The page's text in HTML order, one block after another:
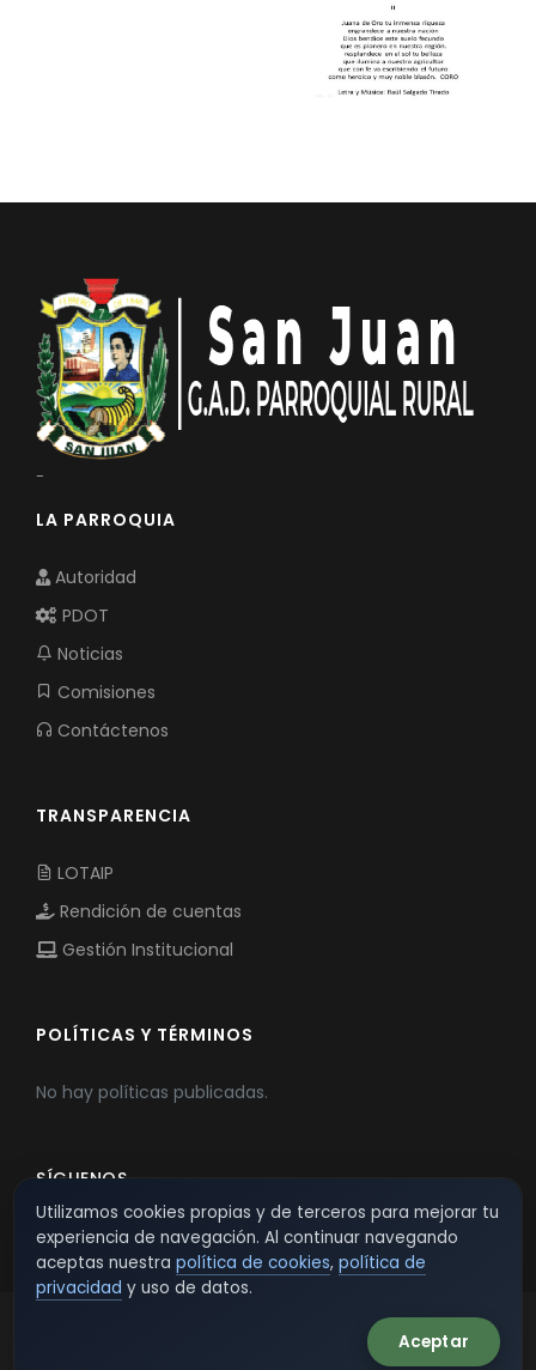
-
LA PARROQUIA
Autoridad
PDOT
Noticias
Comisiones
Contáctenos
TRANSPARENCIA
LOTAIP
Rendición de cuentas
Gestión Institucional
POLÍTICAS Y TÉRMINOS
No hay políticas publicadas.
SÍGUENOS
© 2026 TSW - TecnoServiWeb. All Rights Reserved.
Utilizamos cookies propias y de terceros para mejorar tu
experiencia de navegación. Al continuar navegando
aceptas nuestra política de cookies, política de
privacidad y uso de datos.
Aceptar